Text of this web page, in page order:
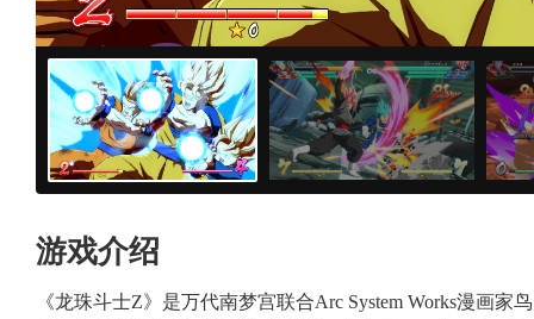
游戏介绍
《龙珠斗士Z》是万代南梦宫联合Arc System Works漫画